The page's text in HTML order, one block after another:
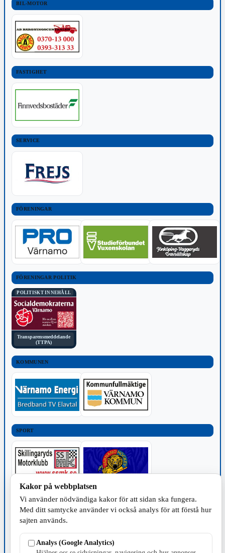
BIL-MOTOR
FASTIGHET
SERVICE
FÖRENINGAR
FÖRENINGAR POLITIK
POLITISKT INNEHÅLL
Transparensmeddelande
(TTPA)
KOMMUNEN
SPORT
TILLVERKNING
Kakor på webbplatsen
Vi använder nödvändiga kakor för att sidan ska fungera.
Med ditt samtycke använder vi också analys för att förstå hur
sajten används.
Analys (Google Analytics)